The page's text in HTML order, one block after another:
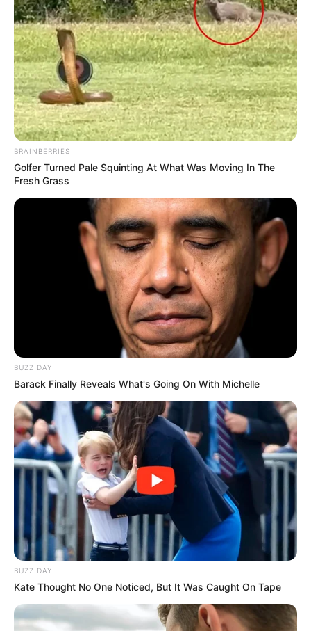
BRAINBERRIES
Golfer Turned Pale Squinting At What Was Moving In The
Fresh Grass
BUZZ DAY
Barack Finally Reveals What's Going On With Michelle
BUZZ DAY
Kate Thought No One Noticed, But It Was Caught On Tape